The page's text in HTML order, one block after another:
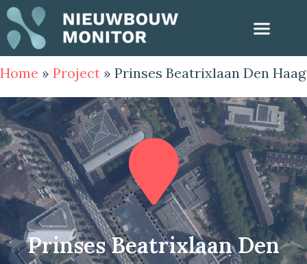
Home » Project » Prinses Beatrixlaan Den Haag
Prinses Beatrixlaan Den